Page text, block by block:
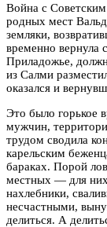
Война с
родных мест
земляки,
временно вернула
Приладожье,
из Салми
оказался и
Это было горькое
мужчин,
трудом сводила
карельским
бараках. Порой
местных — для
нахлебники,
несчастными,
делиться. А